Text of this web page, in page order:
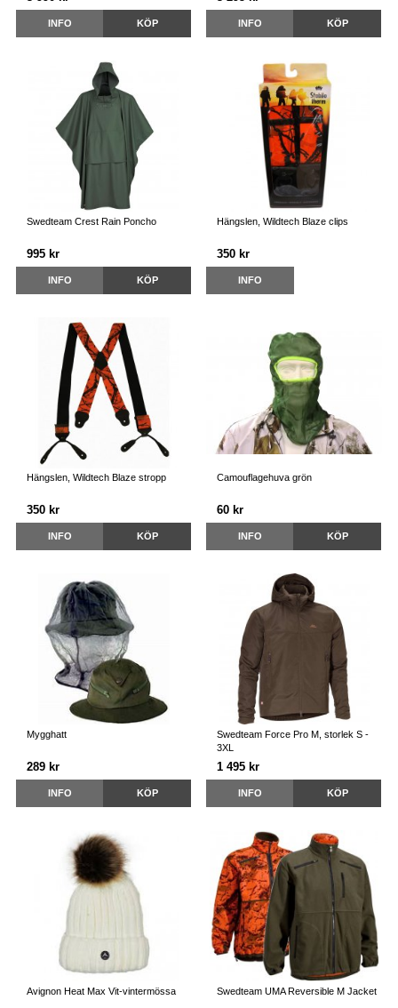
INFO KÖP INFO KÖP
Swedteam Crest Rain Poncho
995 kr
INFO KÖP
Hängslen, Wildtech Blaze clips
350 kr
INFO
Hängslen, Wildtech Blaze stropp
350 kr
INFO KÖP
Camouflagehuva grön
60 kr
INFO KÖP
Mygghatt
289 kr
INFO KÖP
Swedteam Force Pro M, storlek S -
3XL
1 495 kr
INFO KÖP
Avignon Heat Max Vit-vintermössa Swedteam UMA Reversible M Jacket